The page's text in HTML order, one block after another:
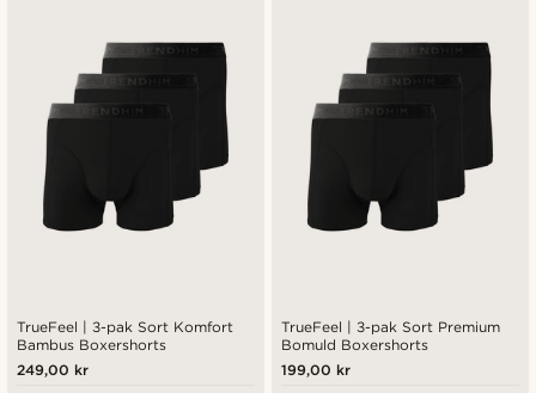
Laveste pris
Højeste pris
TrueFeel | 3-pak Sort Komfort
Bambus Boxershorts
249,00 kr
TrueFeel | 3-pak Sort Premium
Bomuld Boxershorts
199,00 kr